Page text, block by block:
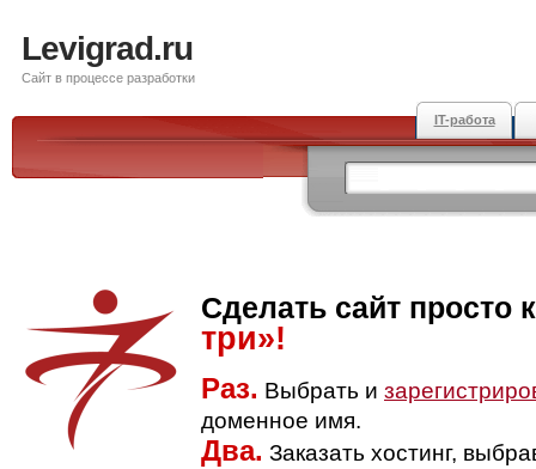
Levigrad.ru
Сайт в процессе разработки
IT-работа
Сделать сайт просто
три»!
Раз. Выбрать и
доменное имя.
Два. Заказать хостинг,